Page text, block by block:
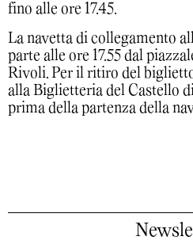
fino alle ore 17.45.
La navetta di collegamento
parte alle ore 17.55 dal
Rivoli. Per il ritiro del
alla Biglietteria del Castello
prima della partenza della